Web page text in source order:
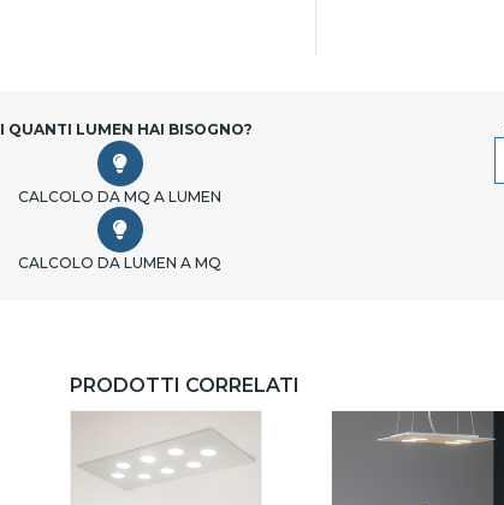
QUANTI LUMEN HAI BISOGNO?
CALCOLO DA MQ A LUMEN
CALCOLO DA LUMEN A MQ
PRODOTTI CORRELATI